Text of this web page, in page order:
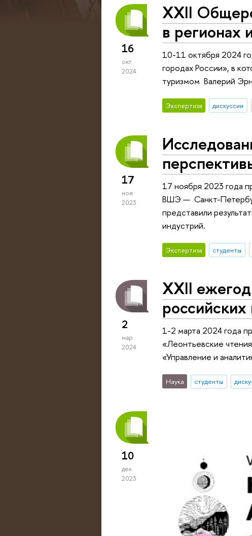
16
окт
2024
XXII
в регионах
10-11 октября 2024
городах России», в
туризмом Валерий
Экспертиза дискуссии
17
ноя
2023
17 ноября 2023 года
ВШЭ — Санкт-
представили
индустрий.
Экспертиза студенты
2
мар
2024
XXII
1-2 марта 2024 года
«Леонтьевские
«Управление и
Наука студенты
10
дек
2023